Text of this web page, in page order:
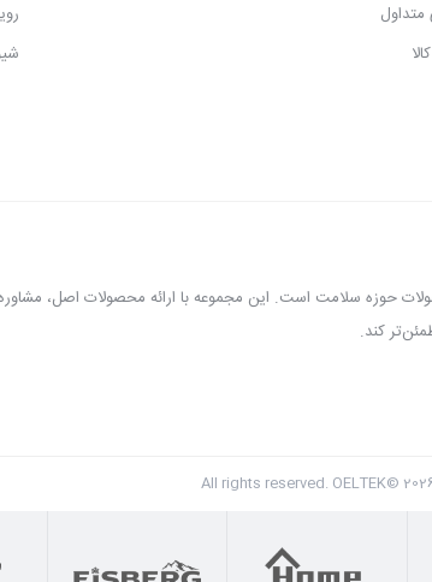
حوزه سلامت است. این مجموعه با ارائه محصولات اصل،
بخور، بویلر آب جوش، اسپرسوساز، گریل، سرخ‌کن، خمیرگیر،
All rights reserved. OELTEK©